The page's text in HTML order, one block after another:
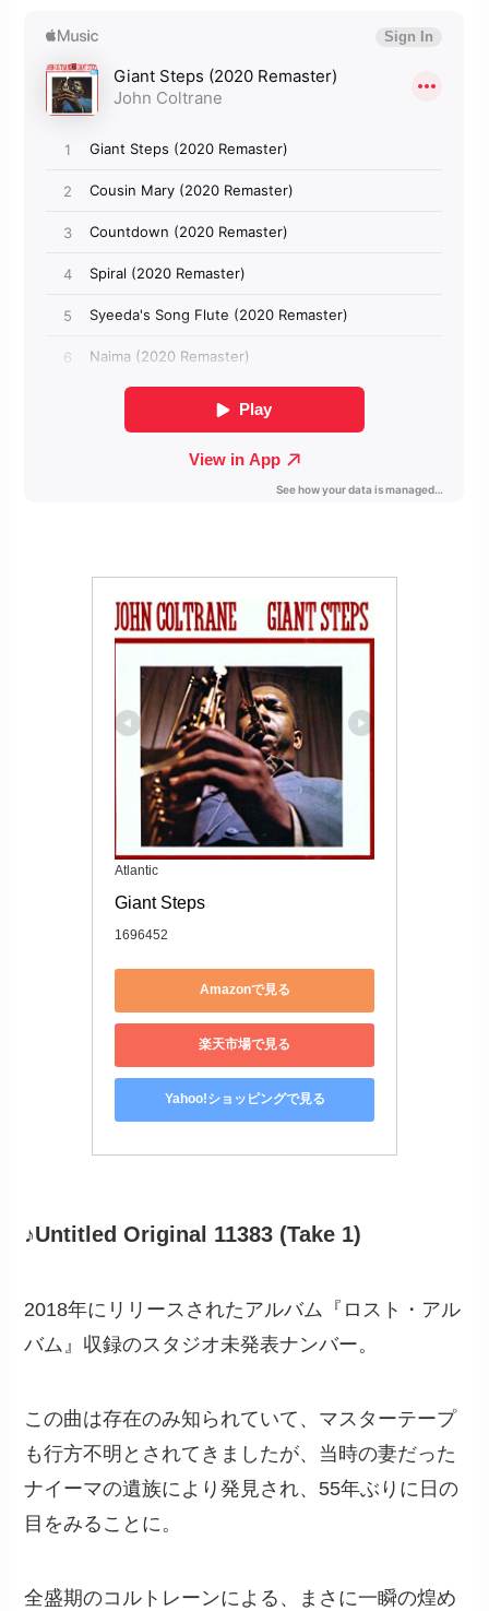
Atlantic
Giant Steps
1696452
Amazonで見る
楽天市場で見る
Yahoo!ショッピングで見る
♪Untitled Original 11383 (Take 1)
2018年にリリースされたアルバム『ロスト・アル
バム』収録のスタジオ未発表ナンバー。
この曲は存在のみ知られていて、マスターテープ
も行方不明とされてきましたが、当時の妻だった
ナイーマの遺族により発見され、55年ぶりに日の
目をみることに。
全盛期のコルトレーンによる、まさに一瞬の煌め